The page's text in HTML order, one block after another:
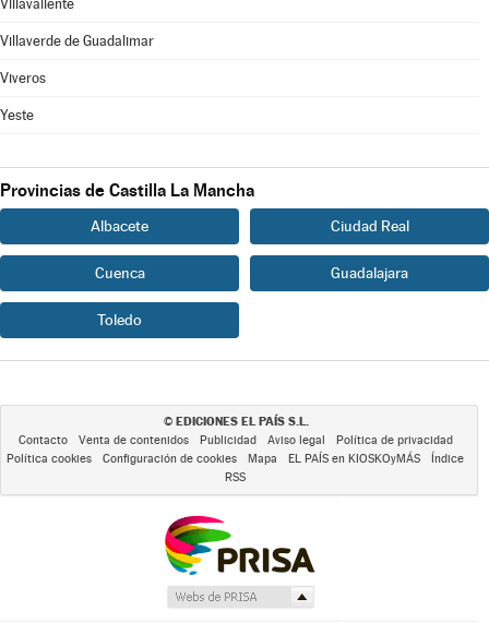
Villavaliente
Villaverde de Guadalimar
Viveros
Yeste
Provincias de Castilla La Mancha
Albacete Ciudad Real
Cuenca Guadalajara
Toledo
© EDICIONES EL PAÍS S.L.
Contacto Venta de contenidos Publicidad Aviso legal
Política de privacidad
Política cookies
Configuración de cookies Mapa EL PAÍS en KIOSKOyMÁS
Índice
RSS